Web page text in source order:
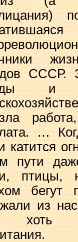
СССР.
и
…
катится
пути
птицы,
из
хоть